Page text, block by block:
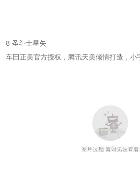
8 圣斗士星矢
车田正美官方授权，腾讯天美倾情打造，小